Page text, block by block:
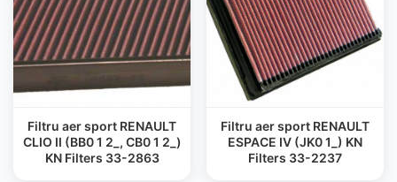
Filtru aer sport RENAULT
CLIO II (BB0 1 2_, CB0 1 2_)
KN Filters 33-2863
Filtru aer sport RENAULT
ESPACE IV (JK0 1_) KN
Filters 33-2237